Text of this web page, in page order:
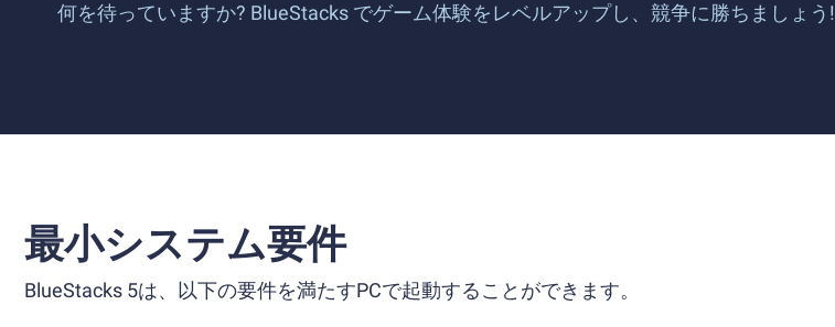
何を待っていますか? BlueStacks でゲーム体験をレベルアップし、競争に勝ちましょう!
最小システム要件
BlueStacks 5は、以下の要件を満たすPCで起動することができます。